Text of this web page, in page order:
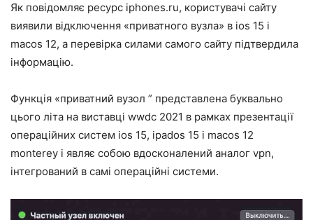
Як повідомляє ресурс iphones.ru, користувачі сайту
виявили відключення «приватного вузла» в ios 15 і
macos 12, а перевірка силами самого сайту підтвердила
інформацію.
Функція «приватний вузол ” представлена буквально
цього літа на виставці wwdc 2021 в рамках презентації
операційних систем ios 15, ipados 15 і macos 12
monterey і являє собою вдосконалений аналог vpn,
інтегрований в самі операційні системи.